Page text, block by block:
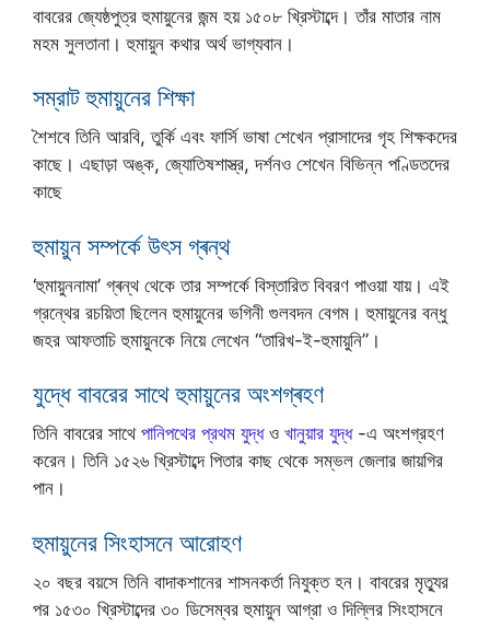
বাবরের জ্যেষ্ঠপুত্র হুমায়ুনের জন্ম হয় ১৫০৮ খ্রিস্টাব্দে। তাঁর মাতার নাম
মহম সুলতানা। হুমায়ুন কথার অর্থ ভাগ্যবান।
সম্রাট হুমায়ুনের শিক্ষা
শৈশবে তিনি আরবি, তুর্কি এবং ফার্সি ভাষা শেখেন প্রাসাদের গৃহ শিক্ষকদের
কাছে। এছাড়া অঙ্ক, জ্যোতিষশাস্ত্র, দর্শনও শেখেন বিভিন্ন পণ্ডিতদের
কাছে
হুমায়ুন সম্পর্কে উৎস গ্ৰন্থ
‘হুমায়ুননামা’ গ্ৰন্থ থেকে তার সম্পর্কে বিস্তারিত বিবরণ পাওয়া যায়। এই
গ্রন্থের রচয়িতা ছিলেন হুমায়ুনের ভগিনী গুলবদন বেগম। হুমায়ুনের বন্ধু
জহর আফতাচি হুমায়ুনকে নিয়ে লেখেন “তারিখ-ই-হুমায়ুনি”।
যুদ্ধে বাবরের সাথে হুমায়ুনের অংশগ্ৰহণ
তিনি বাবরের সাথে পানিপথের প্রথম যুদ্ধও খানুয়ার যুদ্ধ-এ অংশগ্রহণ
করেন। তিনি ১৫২৬ খ্রিস্টাব্দে পিতার কাছ থেকে সম্ভল জেলার জায়গির
পান।
হুমায়ুনের সিংহাসনে আরোহণ
২০ বছর বয়সে তিনি বাদাকশানের শাসনকর্তা নিযুক্ত হন। বাবরের মৃত্যুর
পর ১৫৩০ খ্রিস্টাব্দের ৩০ ডিসেম্বর হুমায়ুন আগ্রা ও দিল্লির সিংহাসনে